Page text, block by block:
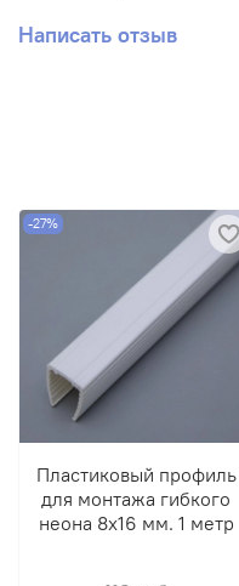
Написать отзыв
-27%
Пластиковый профиль
для монтажа гибкого
неона 8х16 мм. 1 метр